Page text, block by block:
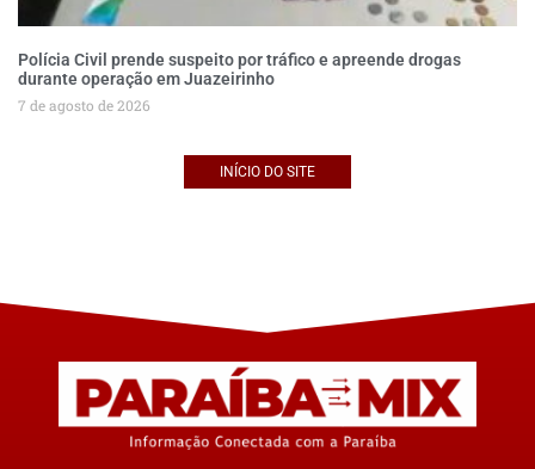
Polícia Civil prende suspeito por tráfico e apreende drogas
durante operação em Juazeirinho
7 de agosto de 2026
INÍCIO DO SITE